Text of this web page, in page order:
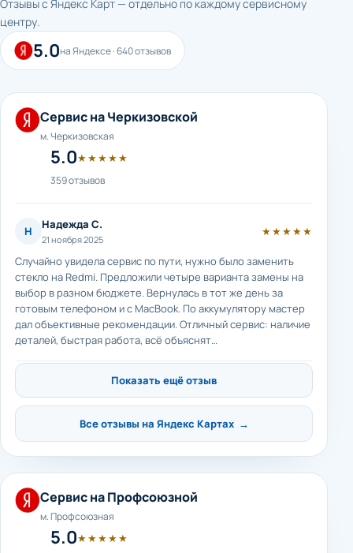
Отзывы с Яндекс Карт — отдельно по каждому сервисному
центру.
5.0на Яндексе · 640 отзывов
Сервис на Черкизовской
м. Черкизовская
5.0★★★★★
359 отзывов
Н Надежда С.
21 ноября 2025
★★★★★
Случайно увидела сервис по пути, нужно было заменить
стекло на Redmi. Предложили четыре варианта замены на
выбор в разном бюджете. Вернулась в тот же день за
готовым телефоном и с MacBook. По аккумулятору мастер
дал объективные рекомендации. Отличный сервис: наличие
деталей, быстрая работа, всё объяснят…
Показать ещё отзыв
Все отзывы на Яндекс Картах →
Сервис на Профсоюзной
м. Профсоюзная
5.0★★★★★